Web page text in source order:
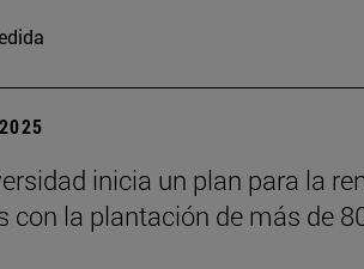
inicia un plan para la
con la plantación de más de